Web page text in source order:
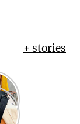
+ stories